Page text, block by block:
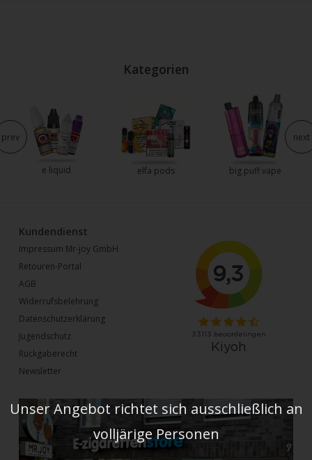
Kategorien
e liquid elfa pods big puff vape
prev next
Kundendienst
Impressum Mr-joy GmbH
Retouren-Portal
AGB
Widerrufsbelehrung
Datenschutzerklärung
Jugendschutz
Rückgaberecht
Newsletter
Unser Angebot richtet sich ausschließlich an
volljärige Personen